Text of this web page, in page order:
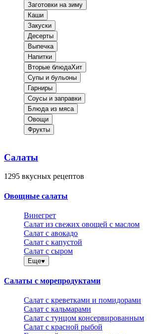
Заготовки на зиму
Каши
Закуски
Десерты
Выпечка
Напитки
Вторые блюдаХит
Супы и бульоны
Гарниры
Соусы и заправки
Блюда из мяса
Овощи
Фрукты
Салаты
1295 вкусных рецептов
Овощные салаты
Винегрет
Салат из свежих овощей с маслом
Салат с авокадо
Салат с капустой
Салат с сыром
Еще
Салаты с морепродуктами
Салат с креветками и помидорами
Салат с кальмарами
Салат с тунцом консервированным
Салат с красной рыбой